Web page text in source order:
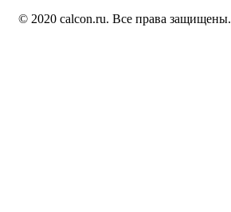
© 2020 calcon.ru. Все права защищены.